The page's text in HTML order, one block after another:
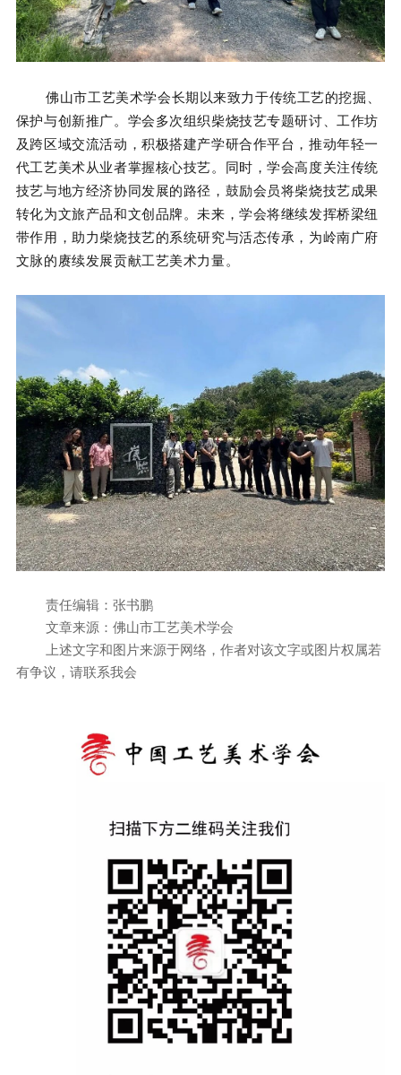
佛山市工艺美术学会长期以来致力于传统工艺的挖掘、
保护与创新推广。学会多次组织柴烧技艺专题研讨、工作坊
及跨区域交流活动，积极搭建产学研合作平台，推动年轻一
代工艺美术从业者掌握核心技艺。 同时，学会高度关注传统
技艺与地方经济协同发展的路径，鼓励会员将柴烧技艺成果
转化为文旅产品和文创品牌。未来，学会将继续发挥桥梁纽
带作用，助力柴烧技艺的系统研究与活态传承，为岭南广府
文脉的赓续发展贡献工艺美术力量。
责任编辑：张书鹏
文章来源：佛山市工艺美术学会
上述文字和图片来源于网络，作者对该文字或图片权属若
有争议，请联系我会